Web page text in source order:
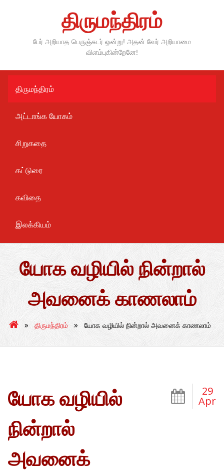
திருமந்திரம்
பேர் அறியாத பெருஞ்சுடர் ஒன்று! அதன் வேர் அறியாமை
விளம்புகின்றேனே!
திருமந்திரம்
அட்டாங்க யோகம்
சிறுகதை
கட்டுரை
கவிதை
இலக்கியம்
யோக வழியில் நின்றால்
அவனைக் காணலாம்
» திருமந்திரம் » யோக வழியில் நின்றால் அவனைக் காணலாம்
29
Apr
யோக வழியில்
நின்றால்
அவனைக்